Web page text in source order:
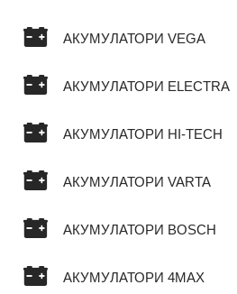
АКУМУЛАТОРИ VEGA
АКУМУЛАТОРИ ELECTRA
АКУМУЛАТОРИ HI-TECH
АКУМУЛАТОРИ VARTA
АКУМУЛАТОРИ BOSCH
АКУМУЛАТОРИ 4MAX